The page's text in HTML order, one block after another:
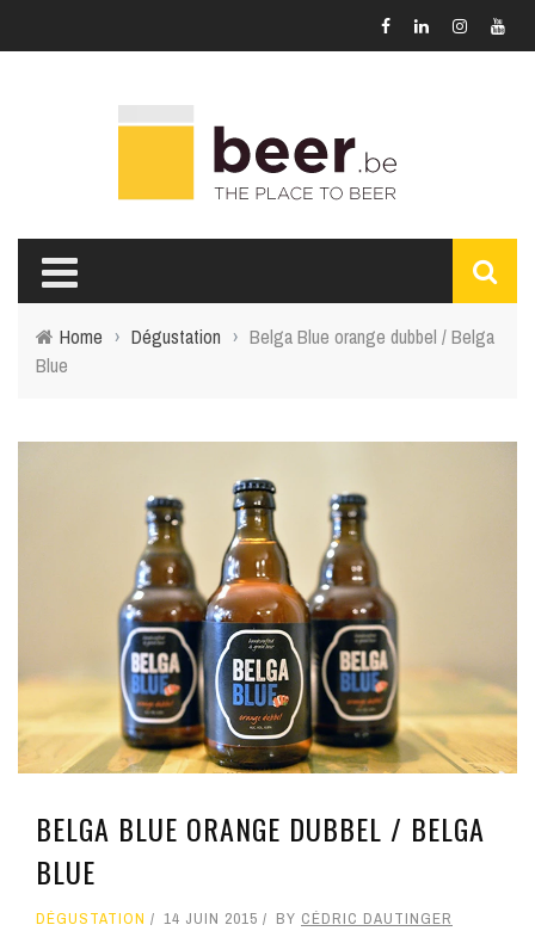
Home › Dégustation › Belga Blue orange dubbel / Belga
Blue
BELGA BLUE ORANGE DUBBEL / BELGA
BLUE
DÉGUSTATION 14 JUIN 2015 BY CÉDRIC DAUTINGER